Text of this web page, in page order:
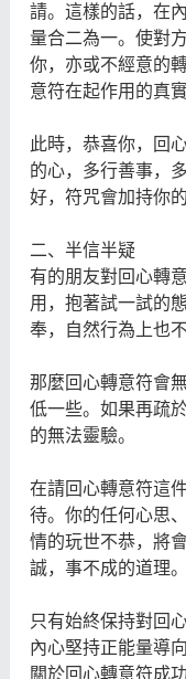
請。這樣的話，在
量合二為一。使對
你，亦或不經意的
意符在起作用的真實
此時，恭喜你，回
的心，多行善事，
好，符咒會加持你的
二、半信半疑
有的朋友對回心轉
用，抱著試一試的
奉，自然行為上也
那麼回心轉意符會
低一些。如果再疏
的無法靈驗。
在請回心轉意符這
待。你的任何心思
情的玩世不恭，將
誠，事不成的道理。
只有始終保持對回
內心堅持正能量導
關於回心轉意符成